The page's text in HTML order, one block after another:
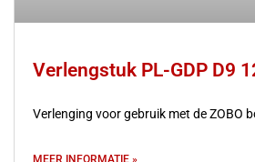
Verlengstuk PL-GDP D9
Verlenging voor gebruik met de ZOBO
MEER INFORMATIE »